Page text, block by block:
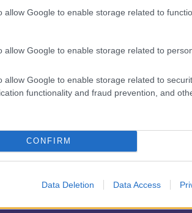
allow Google to enable storage related to
allow Google to enable storage related to
allow Google to enable storage related to
functionality and fraud prevention, and
CONFIRM
Data Deletion Data Access
τους Λίνα Μαστροπάσκουα. Οι
σε ανοιχτή γραμμή με
παράπονα, καταγγελίες ή ιδέες για τη